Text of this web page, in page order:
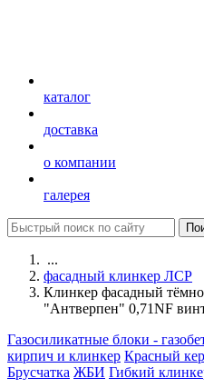
каталог
доставка
о компании
галерея
...
фасадный клинкер ЛСР
Клинкер фасадный
"Антверпен" 0,71NF
Газосиликатные блоки -
кирпич и клинкер Красный
Брусчатка ЖБИ Гибкий